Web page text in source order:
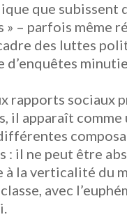
que subissent
» – parfois
des luttes
d’enquêtes
rapports sociaux
il apparaît
: il ne peut être
la verticalité du
avec